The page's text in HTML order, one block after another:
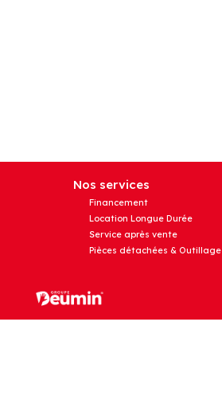
Nos services
Financement
Location Longue Durée
Service après vente
Pièces détachées & Outillage